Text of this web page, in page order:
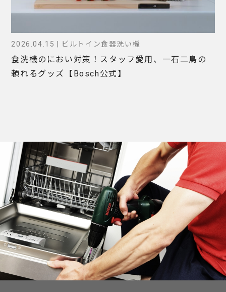
2026.04.15 | ビルトイン食器洗い機
食洗機のにおい対策！スタッフ愛用、一石二鳥の
頼れるグッズ【Bosch公式】